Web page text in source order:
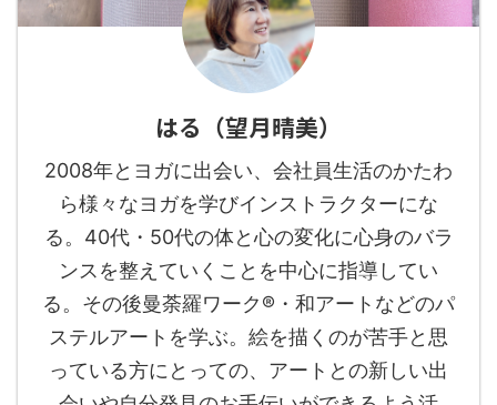
はる（望月晴美）
2008年とヨガに出会い、会社員生活のかたわ
ら様々なヨガを学びインストラクターにな
る。40代・50代の体と心の変化に心身のバラ
ンスを整えていくことを中心に指導してい
る。その後曼荼羅ワーク®︎・和アートなどのパ
ステルアートを学ぶ。絵を描くのが苦手と思
っている方にとっての、アートとの新しい出